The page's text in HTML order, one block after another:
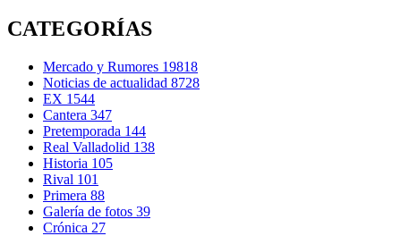
CATEGORÍAS
Mercado y Rumores 19818
Noticias de actualidad 8728
EX 1544
Cantera 347
Pretemporada 144
Real Valladolid 138
Historia 105
Rival 101
Primera 88
Galería de fotos 39
Crónica 27